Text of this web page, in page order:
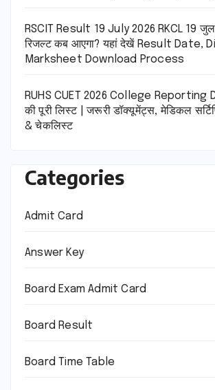
RSCIT Result 19 July 2026 RKCL 19
रिजल्ट कब आएगा? यहां देखें Result Date,
Marksheet Download Process
RUHS CUET 2026 College Reporting
की पूरी लिस्ट | जरूरी डॉक्यूमेंट्स, मेडिकल
& चेकलिस्ट
Categories
Admit Card
Answer Key
Board Exam Admit Card
Board Result
Board Time Table